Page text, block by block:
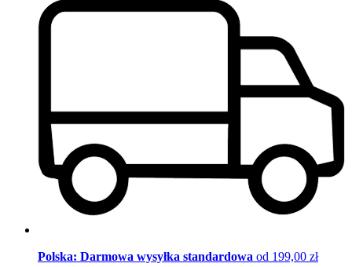
Polska: Darmowa wysyłka standardowa od 199,00 zł